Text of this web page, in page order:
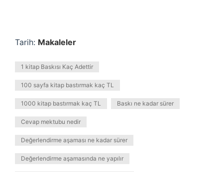
Tarih: Makaleler
1 kitap Baskısı Kaç Adettir
100 sayfa kitap bastırmak kaç TL
1000 kitap bastırmak kaç TL Baskı ne kadar sürer
Cevap mektubu nedir
Değerlendirme aşaması ne kadar sürer
Değerlendirme aşamasında ne yapılır